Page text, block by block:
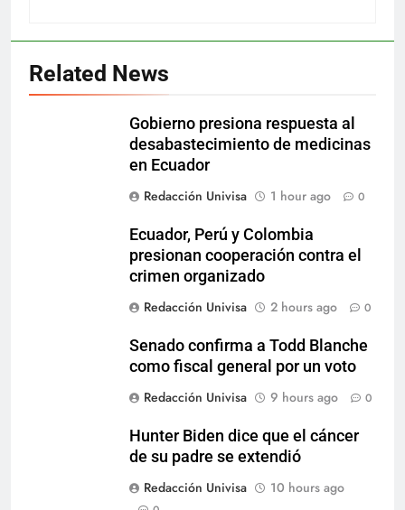
Related News
Gobierno presiona respuesta al
desabastecimiento de medicinas
en Ecuador
Redacción Univisa
1 hour ago 0
Ecuador, Perú y Colombia
presionan cooperación contra el
crimen organizado
Redacción Univisa
2 hours ago 0
Senado confirma a Todd Blanche
como fiscal general por un voto
Redacción Univisa
9 hours ago 0
Hunter Biden dice que el cáncer
de su padre se extendió
Redacción Univisa
10 hours ago